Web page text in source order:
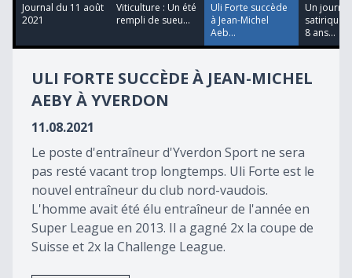
11
minutes,
seconds
Journal du 11 août
2021
Viticulture : Un été
rempli de sueu...
Uli Forte succède
à Jean-Michel
Aeb...
Un journal
satirique
8 ans...
ULI FORTE SUCCÈDE À JEAN-MICHEL
AEBY À YVERDON
11.08.2021
Le poste d'entraîneur d'Yverdon Sport ne sera
pas resté vacant trop longtemps. Uli Forte est le
nouvel entraîneur du club nord-vaudois.
L'homme avait été élu entraîneur de l'année en
Super League en 2013. Il a gagné 2x la coupe de
Suisse et 2x la Challenge League.